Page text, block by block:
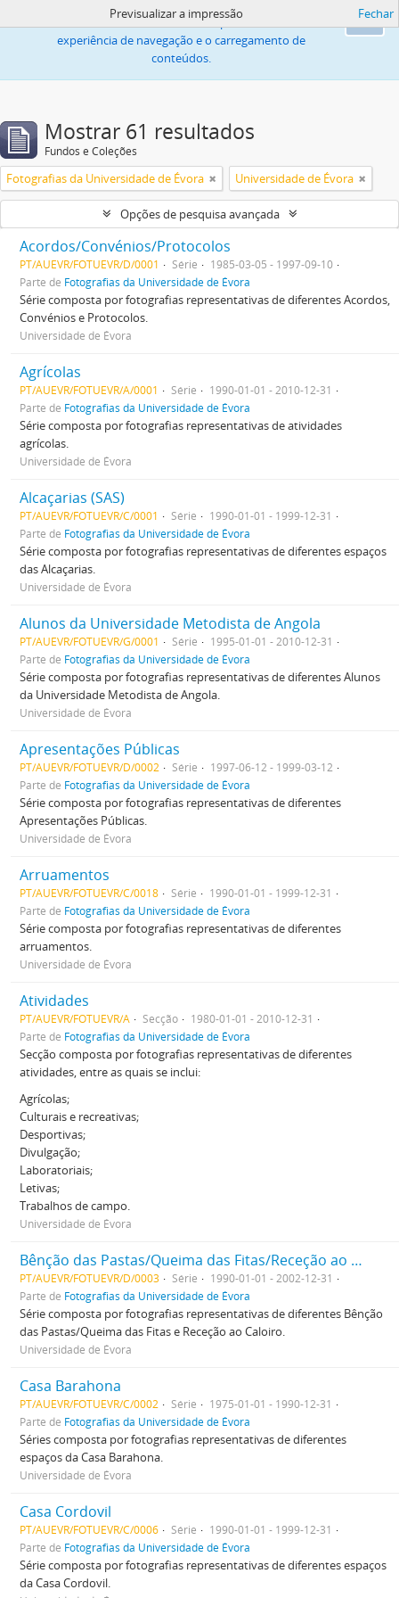
Ok
Este sítio web utiliza «cookies» para melhorar a
experiência de navegação e o carregamento de
conteúdos.
Previsualizar a impressão Fechar
Mostrar 61 resultados
Fundos e Coleções
Fotografias da Universidade de Évora Universidade de Évora
Opções de pesquisa avançada
Acordos/Convénios/Protocolos
PT/AUEVR/FOTUEVR/D/0001 Série
1985-03-05 - 1997-09-10
Parte de Fotografias da Universidade de Évora
Série composta por fotografias representativas de diferentes Acordos,
Convénios e Protocolos.
Universidade de Évora
Agrícolas
PT/AUEVR/FOTUEVR/A/0001 Série
1990-01-01 - 2010-12-31
Parte de Fotografias da Universidade de Évora
Série composta por fotografias representativas de atividades
agrícolas.
Universidade de Évora
Alcaçarias (SAS)
PT/AUEVR/FOTUEVR/C/0001 Série
1990-01-01 - 1999-12-31
Parte de Fotografias da Universidade de Évora
Série composta por fotografias representativas de diferentes espaços
das Alcaçarias.
Universidade de Évora
Alunos da Universidade Metodista de Angola
PT/AUEVR/FOTUEVR/G/0001 Série
1995-01-01 - 2010-12-31
Parte de Fotografias da Universidade de Évora
Série composta por fotografias representativas de diferentes Alunos
da Universidade Metodista de Angola.
Universidade de Évora
Apresentações Públicas
PT/AUEVR/FOTUEVR/D/0002 Série
1997-06-12 - 1999-03-12
Parte de Fotografias da Universidade de Évora
Série composta por fotografias representativas de diferentes
Apresentações Públicas.
Universidade de Évora
Arruamentos
PT/AUEVR/FOTUEVR/C/0018 Série
1990-01-01 - 1999-12-31
Parte de Fotografias da Universidade de Évora
Série composta por fotografias representativas de diferentes
arruamentos.
Universidade de Évora
Atividades
PT/AUEVR/FOTUEVR/A Secção
1980-01-01 - 2010-12-31
Parte de Fotografias da Universidade de Évora
Secção composta por fotografias representativas de diferentes
atividades, entre as quais se inclui:
Agrícolas;
Culturais e recreativas;
Desportivas;
Divulgação;
Laboratoriais;
Letivas;
Trabalhos de campo.
Universidade de Évora
Bênção das Pastas/Queima das Fitas/Receção ao Caloiro
PT/AUEVR/FOTUEVR/D/0003 Série
1990-01-01 - 2002-12-31
Parte de Fotografias da Universidade de Évora
Série composta por fotografias representativas de diferentes Bênção
das Pastas/Queima das Fitas e Receção ao Caloiro.
Universidade de Évora
Casa Barahona
PT/AUEVR/FOTUEVR/C/0002 Série
1975-01-01 - 1990-12-31
Parte de Fotografias da Universidade de Évora
Séries composta por fotografias representativas de diferentes
espaços da Casa Barahona.
Universidade de Évora
Casa Cordovil
PT/AUEVR/FOTUEVR/C/0006 Série
1990-01-01 - 1999-12-31
Parte de Fotografias da Universidade de Évora
Série composta por fotografias representativas de diferentes espaços
da Casa Cordovil.